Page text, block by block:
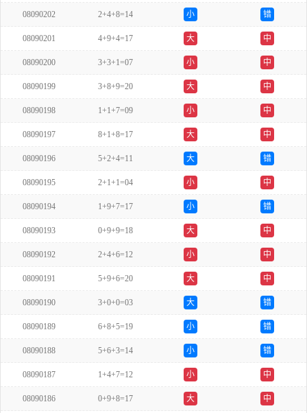
08090202 2+4+8=14 小 错
08090201 4+9+4=17 大 中
08090200 3+3+1=07 小 中
08090199 3+8+9=20 大 中
08090198 1+1+7=09 小 中
08090197 8+1+8=17 大 中
08090196 5+2+4=11 大 错
08090195 2+1+1=04 小 中
08090194 1+9+7=17 小 错
08090193 0+9+9=18 大 中
08090192 2+4+6=12 小 中
08090191 5+9+6=20 大 中
08090190 3+0+0=03 大 错
08090189 6+8+5=19 小 错
08090188 5+6+3=14 小 错
08090187 1+4+7=12 小 中
08090186 0+9+8=17 大 中